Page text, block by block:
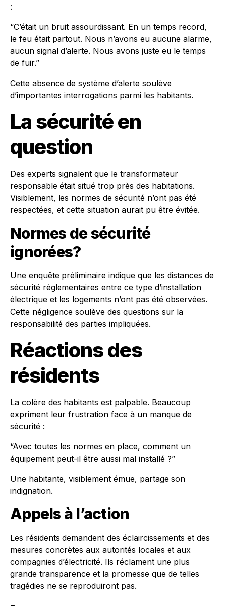
:
“C’était un bruit assourdissant. En un temps record,
le feu était partout. Nous n’avons eu aucune alarme,
aucun signal d’alerte. Nous avons juste eu le temps
de fuir.”
Cette absence de système d’alerte soulève
d’importantes interrogations parmi les habitants.
La sécurité en
question
Des experts signalent que le transformateur
responsable était situé trop près des habitations.
Visiblement, les normes de sécurité n’ont pas été
respectées, et cette situation aurait pu être évitée.
Normes de sécurité
ignorées?
Une enquête préliminaire indique que les distances de
sécurité réglementaires entre ce type d’installation
électrique et les logements n’ont pas été observées.
Cette négligence soulève des questions sur la
responsabilité des parties impliquées.
Réactions des
résidents
La colère des habitants est palpable. Beaucoup
expriment leur frustration face à un manque de
sécurité :
“Avec toutes les normes en place, comment un
équipement peut-il être aussi mal installé ?”
Une habitante, visiblement émue, partage son
indignation.
Appels à l’action
Les résidents demandent des éclaircissements et des
mesures concrètes aux autorités locales et aux
compagnies d’électricité. Ils réclament une plus
grande transparence et la promesse que de telles
tragédies ne se reproduiront pas.